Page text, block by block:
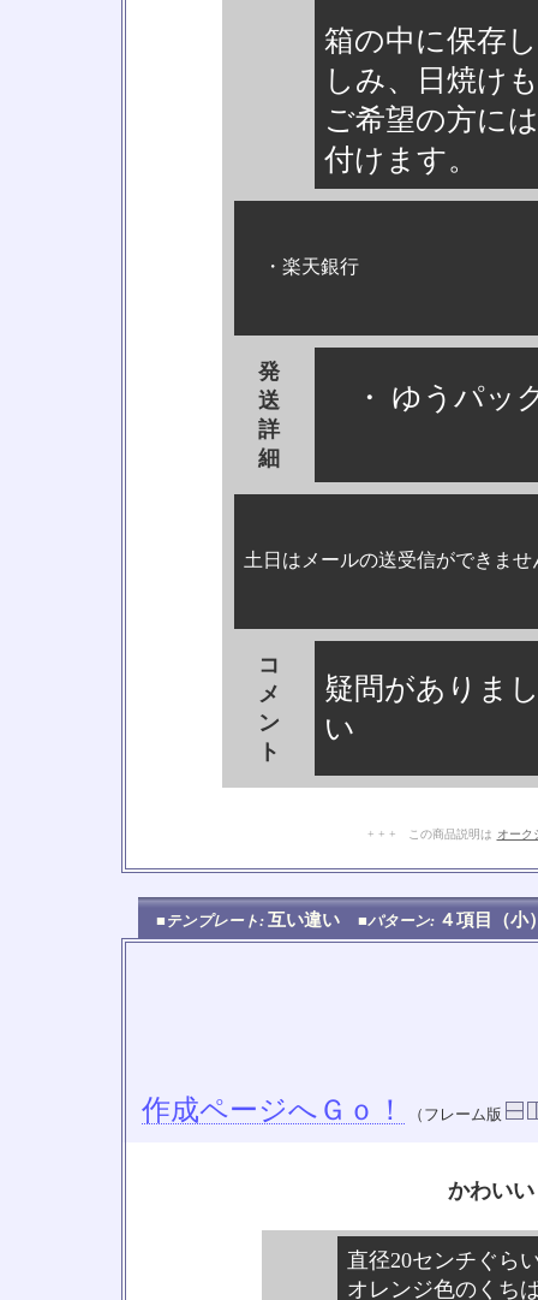
箱の中に保存
しみ、日焼け
ご希望の方に
付けます。
・楽天銀行
発
送
詳
細
・ ゆうパッ
土日はメールの送受信ができませ
コ
メ
ン
ト
疑問がありま
い
+ + + この商品説明は オーク
■テンプレート: 互い違い ■パターン: ４項目（
作成ページへＧｏ！ （フレーム版
かわい
直径20センチぐら
オレンジ色のくち